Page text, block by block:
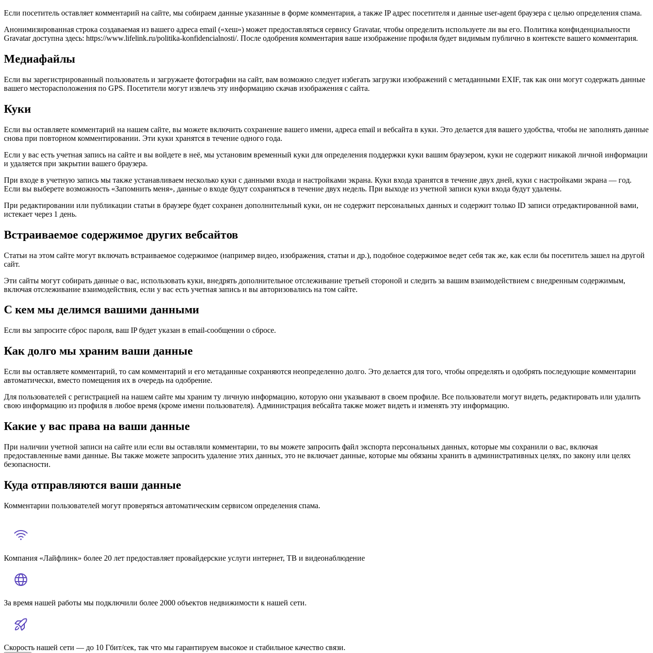
Если посетитель оставляет комментарий на сайте, мы собираем данные указанные в форме комментария, а также IP адрес посетителя и данные user-agent браузера с целью определения спама.
Анонимизированная строка создаваемая из вашего адреса email («хеш») может предоставляться сервису Gravatar, чтобы определить используете ли вы его. Политика конфиденциальности
Gravatar доступна здесь: https://www.lifelink.ru/politika-konfidencialnosti/. После одобрения комментария ваше изображение профиля будет видимым публично в контексте вашего комментария.
Медиафайлы
Если вы зарегистрированный пользователь и загружаете фотографии на сайт, вам возможно следует избегать загрузки изображений с метаданными EXIF, так как они могут содержать данные
вашего месторасположения по GPS. Посетители могут извлечь эту информацию скачав изображения с сайта.
Куки
Если вы оставляете комментарий на нашем сайте, вы можете включить сохранение вашего имени, адреса email и вебсайта в куки. Это делается для вашего удобства, чтобы не заполнять данные
снова при повторном комментировании. Эти куки хранятся в течение одного года.
Если у вас есть учетная запись на сайте и вы войдете в неё, мы установим временный куки для определения поддержки куки вашим браузером, куки не содержит никакой личной информации
и удаляется при закрытии вашего браузера.
При входе в учетную запись мы также устанавливаем несколько куки с данными входа и настройками экрана. Куки входа хранятся в течение двух дней, куки с настройками экрана — год.
Если вы выберете возможность «Запомнить меня», данные о входе будут сохраняться в течение двух недель. При выходе из учетной записи куки входа будут удалены.
При редактировании или публикации статьи в браузере будет сохранен дополнительный куки, он не содержит персональных данных и содержит только ID записи отредактированной вами,
истекает через 1 день.
Встраиваемое содержимое других вебсайтов
Статьи на этом сайте могут включать встраиваемое содержимое (например видео, изображения, статьи и др.), подобное содержимое ведет себя так же, как если бы посетитель зашел на другой
сайт.
Эти сайты могут собирать данные о вас, использовать куки, внедрять дополнительное отслеживание третьей стороной и следить за вашим взаимодействием с внедренным содержимым,
включая отслеживание взаимодействия, если у вас есть учетная запись и вы авторизовались на том сайте.
С кем мы делимся вашими данными
Если вы запросите сброс пароля, ваш IP будет указан в email-сообщении о сбросе.
Как долго мы храним ваши данные
Если вы оставляете комментарий, то сам комментарий и его метаданные сохраняются неопределенно долго. Это делается для того, чтобы определять и одобрять последующие комментарии
автоматически, вместо помещения их в очередь на одобрение.
Для пользователей с регистрацией на нашем сайте мы храним ту личную информацию, которую они указывают в своем профиле. Все пользователи могут видеть, редактировать или удалить
свою информацию из профиля в любое время (кроме имени пользователя). Администрация вебсайта также может видеть и изменять эту информацию.
Какие у вас права на ваши данные
При наличии учетной записи на сайте или если вы оставляли комментарии, то вы можете запросить файл экспорта персональных данных, которые мы сохранили о вас, включая
предоставленные вами данные. Вы также можете запросить удаление этих данных, это не включает данные, которые мы обязаны хранить в административных целях, по закону или целях
безопасности.
Куда отправляются ваши данные
Комментарии пользователей могут проверяться автоматическим сервисом определения спама.
Компания «Лайфлинк» более 20 лет предоставляет провайдерские услуги интернет, ТВ и видеонаблюдение
За время нашей работы мы подключили более 2000 объектов недвижимости к нашей сети.
Скорость нашей сети — до 10 Гбит/сек, так что мы гарантируем высокое и стабильное качество связи.